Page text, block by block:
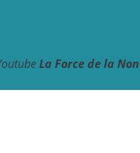
La Force de la